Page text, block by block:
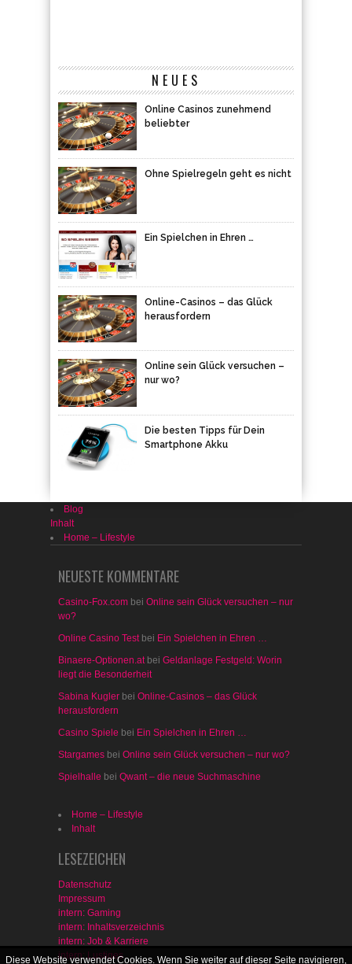
NEUES
Online Casinos zunehmend
beliebter
Ohne Spielregeln geht es nicht
Ein Spielchen in Ehren …
Online-Casinos – das Glück
herausfordern
Online sein Glück versuchen –
nur wo?
Die besten Tipps für Dein
Smartphone Akku
Blog
Inhalt
Home – Lifestyle
NEUESTE KOMMENTARE
Casino-Fox.com bei Online sein Glück versuchen – nur
wo?
Online Casino Testbei Ein Spielchen in Ehren …
Binaere-Optionen.atbei Geldanlage Festgeld: Worin
liegt die Besonderheit
Sabina Kugler bei Online-Casinos – das Glück
herausfordern
Casino Spiele bei Ein Spielchen in Ehren …
Stargames bei Online sein Glück versuchen – nur wo?
Spielhalle bei Qwant – die neue Suchmaschine
Home – Lifestyle
Inhalt
LESEZEICHEN
Datenschutz
Impressum
intern: Gaming
intern: Inhaltsverzeichnis
intern: Job & Karriere
intern: Lustiges
Diese Website verwendet Cookies. Wenn Sie weiter auf dieser Seite navigieren,